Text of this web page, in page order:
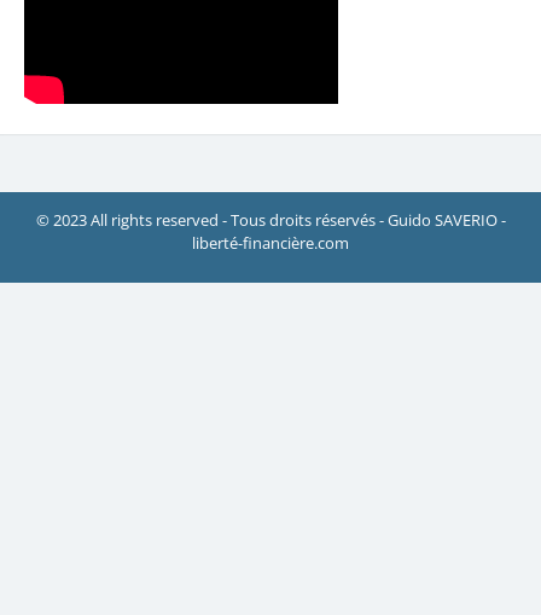
© 2023 All rights reserved - Tous droits réservés - Guido SAVERIO -
liberté-financière.com